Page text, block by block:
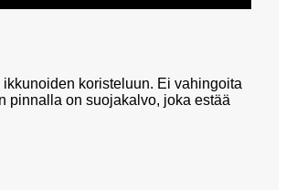
koristeluun. Ei vahingoita
pinnalla on suojakalvo, joka estää